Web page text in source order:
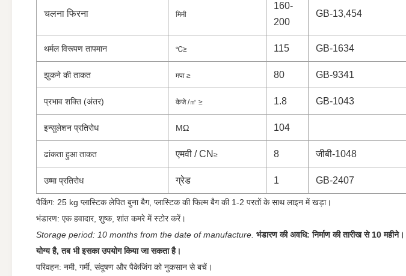
चलना फिरना मिमी
160-
200
GB-13,454
थर्मल विरूपण तापमान ℃≥ 115 GB-1634
झुकने की ताकत मपा ≥ 80 GB-9341
प्रभाव शक्ति (अंतर) केजे /㎡ ≥ 1.8 GB-1043
इन्सुलेशन प्रतिरोध MΩ 104
ढांकता हुआ ताकत एमवी / CN ≥ 8 जीबी-1048
उष्मा प्रतिरोध ग्रेड 1 GB-2407
पैकिंग: 25 kg प्लास्टिक लेपित बुना बैग, प्लास्टिक की फिल्म बैग की 1-2 परतों के साथ लाइन में खड़ा।
भंडारण: एक हवादार, शुष्क, शांत कमरे में स्टोर करें।
Storage period: 10 months from the date of manufacture. भंडारण की अवधि: निर्माण की तारीख से 10 महीने।
योग्य है, तब भी इसका उपयोग किया जा सकता है।
परिवहन: नमी, गर्मी, संदूषण और पैकेजिंग को नुकसान से बचें।